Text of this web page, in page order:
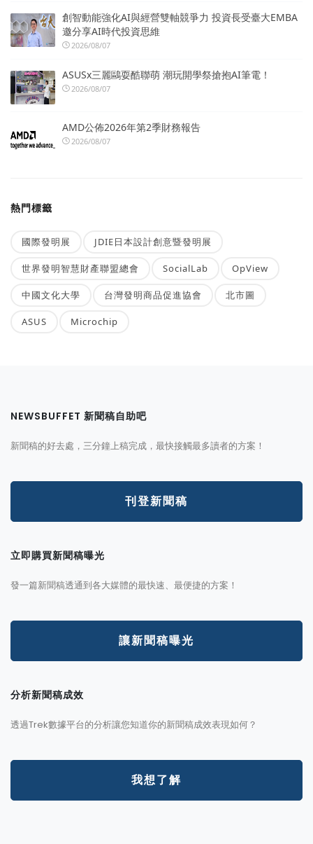
創智動能強化AI與經營雙軸競爭力 投資長受臺大EMBA
邀分享AI時代投資思維
2026/08/07
ASUSx三麗鷗耍酷聯萌 潮玩開學祭搶抱AI筆電！
2026/08/07
AMD公佈2026年第2季財務報告
2026/08/07
熱門標籤
國際發明展 JDIE日本設計創意暨發明展
世界發明智慧財產聯盟總會 SocialLab OpView
中國文化大學 台灣發明商品促進協會 北市圖
ASUS Microchip
NEWSBUFFET 新聞稿自助吧
新聞稿的好去處，三分鐘上稿完成，最快接觸最多讀者的方案！
刊登新聞稿
立即購買新聞稿曝光
發一篇新聞稿透通到各大媒體的最快速、最便捷的方案！
讓新聞稿曝光
分析新聞稿成效
透過Trek數據平台的分析讓您知道你的新聞稿成效表現如何？
我想了解